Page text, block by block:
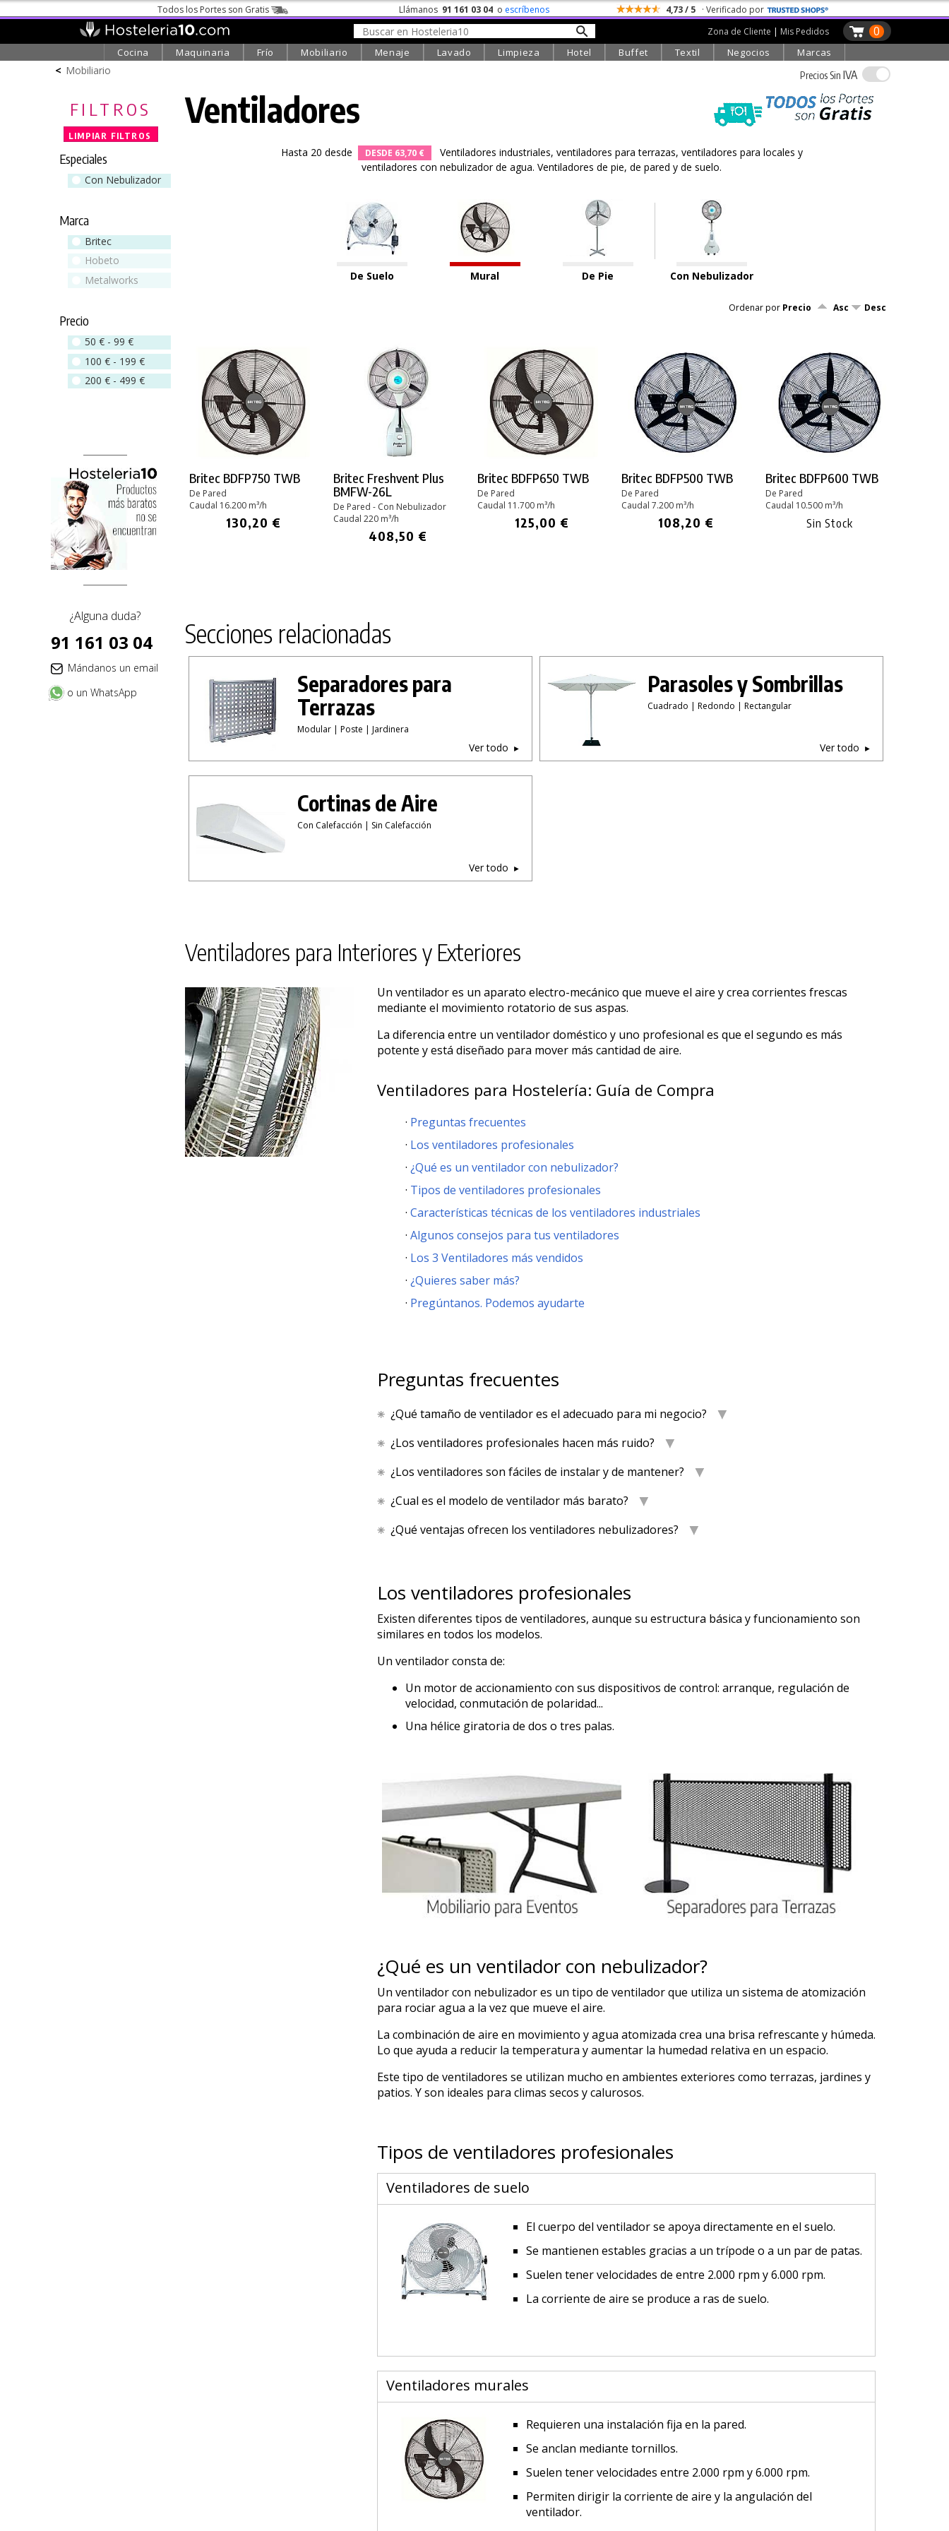
Todos los Portes son Gratis Llámanos 91 161 03 04 o escríbenos 4,73 / 5 · Verificado por
0
Zona de Cliente | Mis Pedidos
Cocina Maquinaria Frío Mobiliario Menaje Lavado Limpieza Hotel Buffet Textil Negocios Marcas
< Mobiliario Precios Sin IVA
FILTROS
LIMPIAR FILTROS
Especiales
Con Nebulizador
Marca
Britec
Hobeto
Metalworks
Precio
50 € - 99 €
100 € - 199 €
200 € - 499 €
¿Alguna duda?
91 161 03 04
Mándanos un email
o un WhatsApp
Ventiladores
Hasta 20 desde DESDE 63,70 €
Ventiladores industriales, ventiladores para terrazas, ventiladores para locales y
ventiladores con nebulizador de agua. Ventiladores de pie, de pared y de suelo.
De Suelo Mural De Pie Con Nebulizador
Ordenar por Precio Asc Desc
Britec BDFP750 TWB
De Pared
Caudal 16.200 m³/h
130,20 €
Britec Freshvent Plus
BMFW-26L
De Pared - Con Nebulizador
Caudal 220 m³/h
408,50 €
Britec BDFP650 TWB
De Pared
Caudal 11.700 m³/h
125,00 €
Britec BDFP500 TWB
De Pared
Caudal 7.200 m³/h
108,20 €
Britec BDFP600 TWB
De Pared
Caudal 10.500 m³/h
Sin Stock
Secciones relacionadas
Separadores para
Terrazas
Modular | Poste | Jardinera
Ver todo
Parasoles y Sombrillas
Cuadrado | Redondo | Rectangular
Ver todo
Cortinas de Aire
Con Calefacción | Sin Calefacción
Ver todo
Ventiladores para Interiores y Exteriores
Un ventilador es un aparato electro-mecánico que mueve el aire y crea corrientes frescas
mediante el movimiento rotatorio de sus aspas.
La diferencia entre un ventilador doméstico y uno profesional es que el segundo es más
potente y está diseñado para mover más cantidad de aire.
Ventiladores para Hostelería: Guía de Compra
Preguntas frecuentes
Los ventiladores profesionales
¿Qué es un ventilador con nebulizador?
Tipos de ventiladores profesionales
Características técnicas de los ventiladores industriales
Algunos consejos para tus ventiladores
Los 3 Ventiladores más vendidos
¿Quieres saber más?
Pregúntanos. Podemos ayudarte
Preguntas frecuentes
¿Qué tamaño de ventilador es el adecuado para mi negocio?
¿Los ventiladores profesionales hacen más ruido?
¿Los ventiladores son fáciles de instalar y de mantener?
¿Cual es el modelo de ventilador más barato?
¿Qué ventajas ofrecen los ventiladores nebulizadores?
Los ventiladores profesionales
Existen diferentes tipos de ventiladores, aunque su estructura básica y funcionamiento son
similares en todos los modelos.
Un ventilador consta de:
Un motor de accionamiento con sus dispositivos de control: arranque, regulación de
velocidad, conmutación de polaridad...
Una hélice giratoria de dos o tres palas.
¿Qué es un ventilador con nebulizador?
Un ventilador con nebulizador es un tipo de ventilador que utiliza un sistema de atomización
para rociar agua a la vez que mueve el aire.
La combinación de aire en movimiento y agua atomizada crea una brisa refrescante y húmeda.
Lo que ayuda a reducir la temperatura y aumentar la humedad relativa en un espacio.
Este tipo de ventiladores se utilizan mucho en ambientes exteriores como terrazas, jardines y
patios. Y son ideales para climas secos y calurosos.
Tipos de ventiladores profesionales
Ventiladores de suelo
El cuerpo del ventilador se apoya directamente en el suelo.
Se mantienen estables gracias a un trípode o a un par de patas.
Suelen tener velocidades de entre 2.000 rpm y 6.000 rpm.
La corriente de aire se produce a ras de suelo.
Ventiladores murales
Requieren una instalación fija en la pared.
Se anclan mediante tornillos.
Suelen tener velocidades entre 2.000 rpm y 6.000 rpm.
Permiten dirigir la corriente de aire y la angulación del
ventilador.